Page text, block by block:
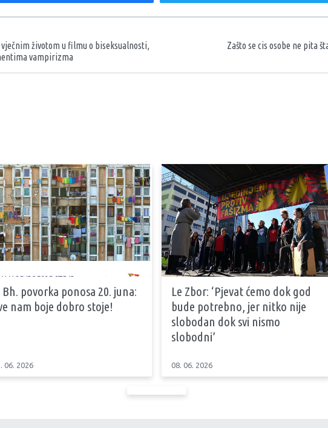
vječnim životom u filmu o biseksualnosti,
vampirizma
Zašto se cis osobe ne pita
Bh. povorka ponosa 20. juna:
nam boje dobro stoje!
06. 2026
Le Zbor: ‘Pjevat ćemo dok god
bude potrebno, jer nitko nije
slobodan dok svi nismo
slobodni’
08. 06. 2026